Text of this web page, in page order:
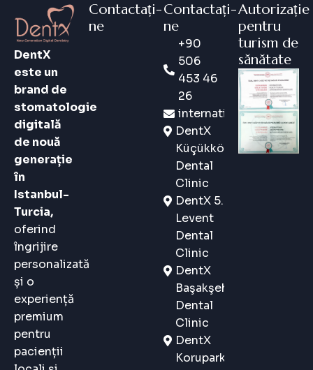
DentX
este un
brand de
stomatologie
digitală
de nouă
generație
în
Istanbul-
Turcia,
oferind
îngrijire
personalizată
și o
experiență
premium
pentru
pacienții
Contactați-
ne
Contactați-
ne
+90
506
453 46
26
DentX
Küçükköy
Dental
Clinic
DentX 5.
Levent
Dental
Clinic
DentX
Başakşehir
Dental
Clinic
DentX
Korupark
Autorizație
pentru
turism de
sănătate